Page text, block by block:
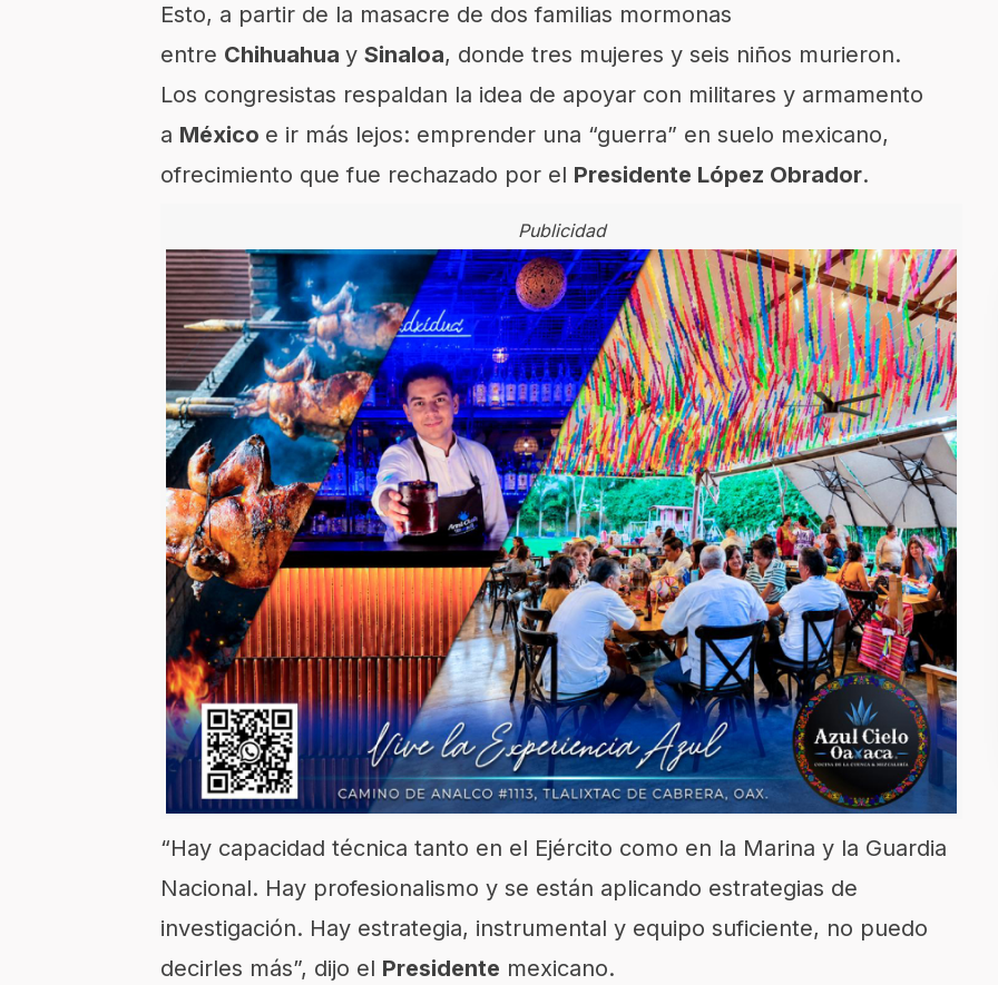
Esto, a partir de la masacre de dos familias mormonas
entre Chihuahua y Sinaloa, donde tres mujeres y seis niños murieron.
Los congresistas respaldan la idea de apoyar con militares y armamento
a México e ir más lejos: emprender una “guerra” en suelo mexicano,
ofrecimiento que fue rechazado por el Presidente López Obrador.
Publicidad
“Hay capacidad técnica tanto en el Ejército como en la Marina y la Guardia
Nacional. Hay profesionalismo y se están aplicando estrategias de
investigación. Hay estrategia, instrumental y equipo suficiente, no puedo
decirles más”, dijo el Presidente mexicano.